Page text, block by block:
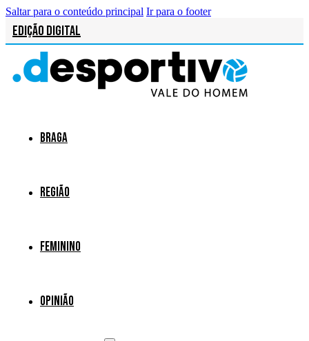
Saltar para o conteúdo principal Ir para o footer
Edição Digital
Braga
Região
Feminino
Opinião